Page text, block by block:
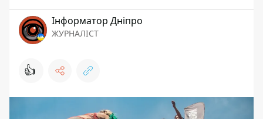
Інформатор Дніпро
ЖУРНАЛІСТ
👍